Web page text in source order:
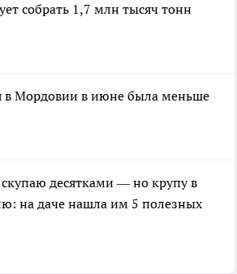
собрать 1,7 млн тысяч тонн
в Мордовии в июне была меньше
десятками — но крупу в
на даче нашла им 5 полезных